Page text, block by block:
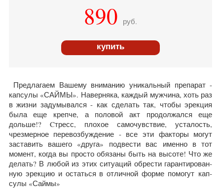
890 руб.
купить
Предлагаем Вашему вниманию уникальный препарат -
капсулы «САЙМЫ». Навер­няка, каж­дый муж­чина, хоть раз
в жизни задумывался - как сде­лать так, чтобы эрекция
была еще крепче, а поло­вой акт про­должался еще
дольше!? Cтресс, пло­хое само­чув­ствие, усталость,
чрезмер­ное перевоз­буж­де­ние - все эти фак­торы могут
заста­вить вашего «друга» под­ве­сти вас именно в тот
момент, когда вы про­сто обя­заны быть на высоте! Что же
делать? В любой из этих ситу­аций обре­сти гаран­ти­рован­
ную эрекцию и остаться в отлич­ной форме помогут кап­
сулы «Саймы»